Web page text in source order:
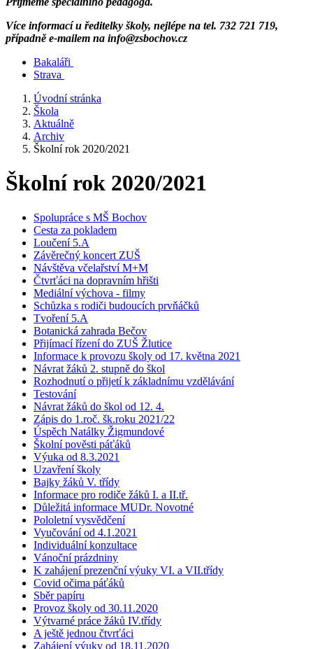
Více informací u ředitelky školy, nejlépe na tel. 732 721 719,
případně e-mailem na info@zsbochov.cz
Bakaláři
Strava
Úvodní stránka
Škola
Aktuálně
Archiv
Školní rok 2020/2021
Školní rok 2020/2021
Spolupráce s MŠ Bochov
Cesta za pokladem
Loučení 5.A
Závěrečný koncert ZUŠ
Návštěva včelařství M+M
Čtvrťáci na dopravním hřišti
Mediální výchova - filmy
Schůzka s rodiči budoucích prvňáčků
Tvoření 5.A
Botanická zahrada Bečov
Přijímací řízení do ZUŠ Žlutice
Informace k provozu školy od 17. května 2021
Návrat žáků 2. stupně do škol
Rozhodnutí o přijetí k základnímu vzdělávání
Testování
Návrat žáků do škol od 12. 4.
Zápis do 1.roč. šk.roku 2021/22
Úspěch Natálky Žigmundové
Školní pověsti páťáků
Výuka od 8.3.2021
Uzavření školy
Bajky žáků V. třídy
Informace pro rodiče žáků I. a II.tř.
Důležitá informace MUDr. Novotné
Pololetní vysvědčení
Vyučování od 4.1.2021
Individuální konzultace
Vánoční prázdniny
K zahájení prezenční výuky VI. a VII.třídy
Covid očima páťáků
Sběr papíru
Provoz školy od 30.11.2020
Výtvarné práce žáků IV.třídy
A ještě jednou čtvrťáci
Zahájení výuky od 18.11.2020